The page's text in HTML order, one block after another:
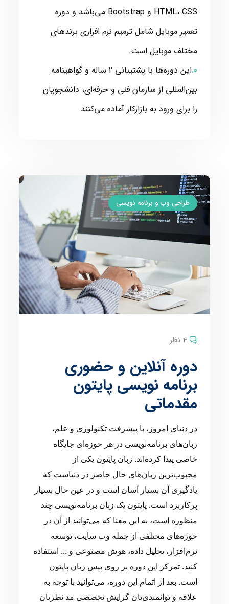
HTML، CSS و Bootstrap می‌باشد و دوره
تعمیر موبایل شامل ترمیم نرم افزاری برندهای
مختلف موبایل است.
این دوره‌ها با پشتیبانی 2 ساله و گواهینامه
بین‌المللی از سازمان فنی و حرفه‌ای، دانشجویان
را برای ورود به بازارکار آماده می‌کنند
طراحی وب و برنامه نویسی
4 نظر
دوره آنلاین و حضوری
برنامه نویسی پایتون
مقدماتی
در دنیای امروز، با پیشرفت تکنولوژی و علم،
زبان‌های برنامه‌نویسی در هر حوزه‌ای جایگاه
خاصی پیدا کرده‌اند. زبان پایتون یکی از
محبوب‌ترین زبان‌های حال حاضر در دنیاست که
یادگیری آن بسیار آسان است و در عین حال بسیار
پرکاربرد است. پایتون یک زبان برنامه‌نویسی چند
منظوره است، به این معنا که می‌توانید از آن در
حوزه‌های مختلفی از جمله وب سایت، توسعه
نرم‌افزار، تحلیل داده، هوش مصنوعی و ... استفاده
کنید. تمرکز این دوره بر روی بیس زبان پایتون
است. بعد از اتمام این دوره، می‌توانید با توجه به
علاقه و توانمندی‌تان گرایش تخصصی مد نظرتان